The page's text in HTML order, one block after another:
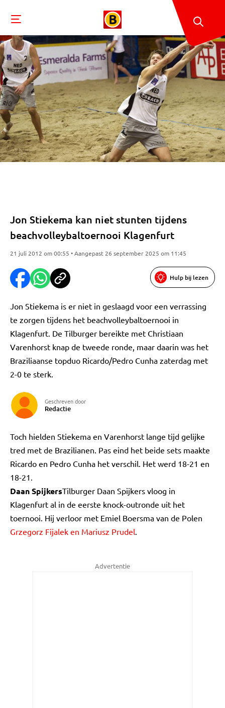
Jon Stiekema kan niet stunten tijdens
beachvolleybaltoernooi Klagenfurt
21 juli 2012 om 00:55 • Aangepast 26 september 2025 om 11:45
Hulp bij lezen
Jon Stiekema is er niet in geslaagd voor een verrassing
te zorgen tijdens het beachvolleybaltoernooi in
Klagenfurt. De Tilburger bereikte met Christiaan
Varenhorst knap de tweede ronde, maar daarin was het
Braziliaanse topduo Ricardo/Pedro Cunha zaterdag met
2-0 te sterk.
Geschreven door
Redactie
Toch hielden Stiekema en Varenhorst lange tijd gelijke
tred met de Brazilianen. Pas eind het beide sets maakte
Ricardo en Pedro Cunha het verschil. Het werd 18-21 en
18-21.
Daan SpijkersTilburger Daan Spijkers vloog in
Klagenfurt al in de eerste knock-outronde uit het
toernooi. Hij verloor met Emiel Boersma van de Polen
Grzegorz Fijalek en Mariusz Prudel.
Advertentie